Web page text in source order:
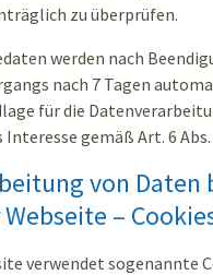
zu überprüfen.
werden nach
nach 7 Tagen
für die
gemäß Art. 6 Abs.
von Daten
–
verwendet sogenannte